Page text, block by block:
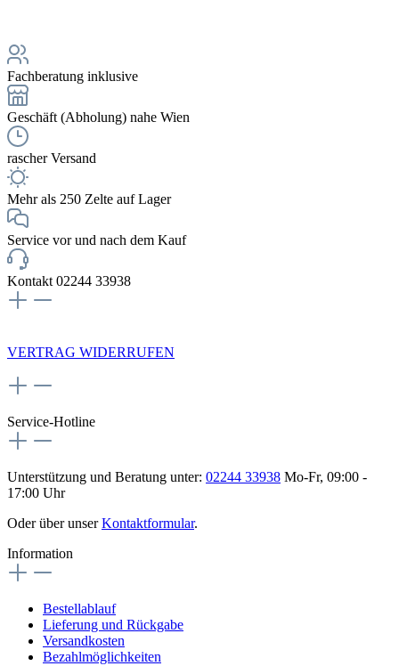
Fachberatung inklusive
Geschäft (Abholung) nahe Wien
rascher Versand
Mehr als 250 Zelte auf Lager
Service vor und nach dem Kauf
Kontakt 02244 33938
VERTRAG WIDERRUFEN
Service-Hotline
Unterstützung und Beratung unter: 02244 33938 Mo-Fr, 09:00 -
17:00 Uhr
Oder über unserKontaktformular.
Information
Bestellablauf
Lieferung und Rückgabe
Versandkosten
Bezahlmöglichkeiten